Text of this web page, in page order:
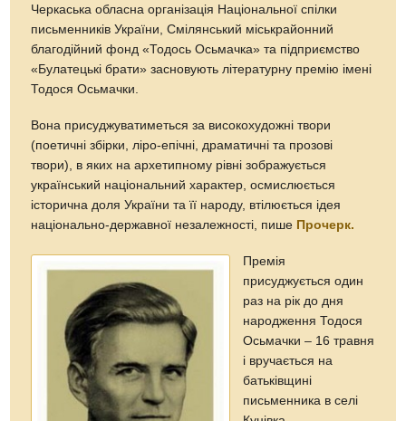
Черкаська обласна організація Національної спілки
письменників України, Смілянський міськрайонний
благодійний фонд «Тодось Осьмачка» та підприємство
«Булатецькі брати» засновують літературну премію імені
Тодося Осьмачки.
Вона присуджуватиметься за високохудожні твори
(поетичні збірки, ліро-епічні, драматичні та прозові
твори), в яких на архетипному рівні зображується
український національний характер, осмислюється
історична доля України та її народу, втілюється ідея
національно-державної незалежності, пише Прочерк.
Премія
присуджується один
раз на рік до дня
народження Тодося
Осьмачки – 16 травня
і вручається на
батьківщині
письменника в селі